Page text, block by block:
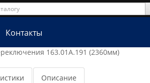
Контакты
163.01А.191 (2360мм)
Описание